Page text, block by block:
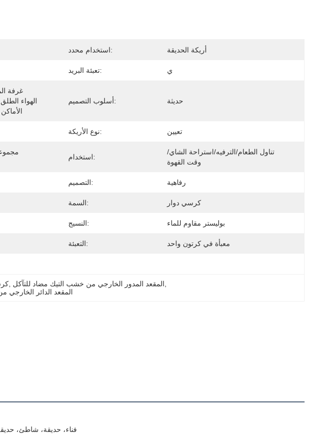
استخدام محدد: أريكة الحديقة
تعبئة البريد: ي
أسلوب التصميم: حديثة
نوع الأريكة: تعيين
استخدام:
تناول الطعام/الترفيه/استراحة الشاي/
وقت القهوة
التصميم: رفاهية
السمة: كرسي دوار
النسيج: بوليستر مقاوم للماء
التعبئة: معبأة في كرتون واحد
المقعد المدور الخارجي من خشب التيك مضاد للتآكل
المقعد الدائر الخارجي
فناء، حديقة، شاطئ،